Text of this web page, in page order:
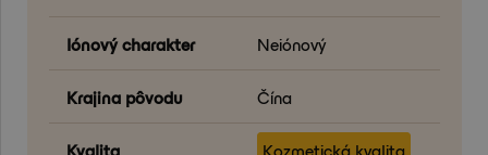
Iónový charakter Neiónový
Krajina pôvodu Čína
Kvalita Kozmetická kvalita